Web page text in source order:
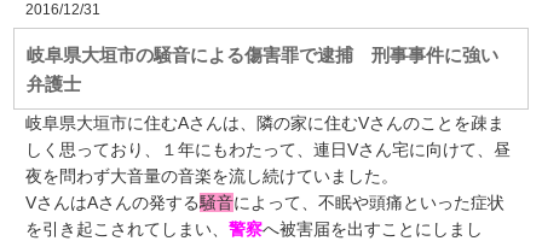
2016/12/31
岐阜県大垣市の騒音による傷害罪で逮捕 刑事事件に強い
弁護士
岐阜県大垣市に住むAさんは、隣の家に住むVさんのことを疎ま
しく思っており、１年にもわたって、連日Vさん宅に向けて、昼
夜を問わず大音量の音楽を流し続けていました。
VさんはAさんの発する騒音によって、不眠や頭痛といった症状
を引き起こされてしまい、警察へ被害届を出すことにしまし